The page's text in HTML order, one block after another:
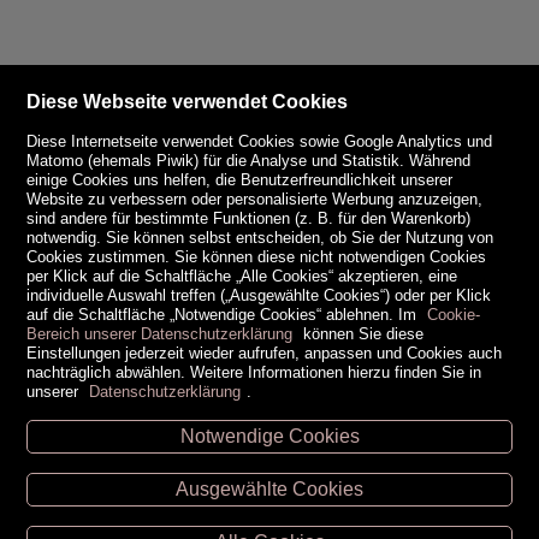
Unsere Öffnungszeiten
Retz -02942/20433
Hollabrunn -02952/30057
Diese Webseite verwendet Cookies
Diese Internetseite verwendet Cookies sowie Google Analytics und
Matomo (ehemals Piwik) für die Analyse und Statistik. Während
einige Cookies uns helfen, die Benutzerfreundlichkeit unserer
Website zu verbessern oder personalisierte Werbung anzuzeigen,
sind andere für bestimmte Funktionen (z. B. für den Warenkorb)
notwendig. Sie können selbst entscheiden, ob Sie der Nutzung von
Cookies zustimmen. Sie können diese nicht notwendigen Cookies
per Klick auf die Schaltfläche „Alle Cookies“ akzeptieren, eine
individuelle Auswahl treffen („Ausgewählte Cookies“) oder per Klick
auf die Schaltfläche „Notwendige Cookies“ ablehnen. Im
Cookie-
Bereich unserer Datenschutzerklärung können Sie diese
Einstellungen jederzeit wieder aufrufen, anpassen und Cookies auch
nachträglich abwählen. Weitere Informationen hierzu finden Sie in
unserer Datenschutzerklärung
Notwendige Cookies
Ausgewählte Cookies